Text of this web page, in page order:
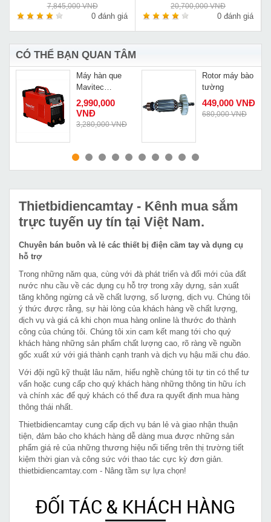
7,845,000 VNĐ
0 đánh giá
20,700,000 VNĐ
0 đánh giá
CÓ THỂ BẠN QUAN TÂM
MUA NGAY
Máy hàn que
Mavitec
Mosfet 200
2,990,000
VNĐ
3,280,000 VNĐ
MUA NGAY
Rotor máy bào
tường
449,000 VNĐ
680,000 VNĐ
Thietbidiencamtay - Kênh mua sắm
trực tuyến uy tín tại Việt Nam.
Chuyên bán buôn và lẻ các thiết bị điện cầm tay và dụng cụ
hỗ trợ
Trong những năm qua, cùng với đà phát triển và đổi mới của đất
nước nhu cầu về các dụng cụ hỗ trợ trong xây dựng, sản xuất
tăng không ngừng cả về chất lượng, số lượng, dịch vụ. Chúng tôi
ý thức được rằng, sự hài lòng của khách hàng về chất lượng,
dịch vụ và giá cả khi chọn mua hàng online là thước đo thành
công của chúng tôi. Chúng tôi xin cam kết mang tới cho quý
khách hàng những sản phẩm chất lượng cao, rõ ràng về nguồn
gốc xuất xứ với giá thành cạnh tranh và dịch vụ hậu mãi chu đáo.
Với đội ngũ kỹ thuật lâu năm, hiểu nghề chúng tôi tự tin có thể tư
vấn hoặc cung cấp cho quý khách hàng những thông tin hữu ích
và chính xác để quý khách có thể đưa ra quyết định mua hàng
thông thái nhất.
Thietbidiencamtay cung cấp dịch vụ bán lẻ và giao nhận thuận
tiện, đảm bảo cho khách hàng dễ dàng mua được những sản
phẩm giá rẻ của những thương hiệu nổi tiếng trên thị trường tiết
kiệm thời gian và công sức với thao tác cực kỳ đơn giản.
thietbidiencamtay.com - Nâng tầm sự lựa chọn!
ĐỐI TÁC & KHÁCH HÀNG